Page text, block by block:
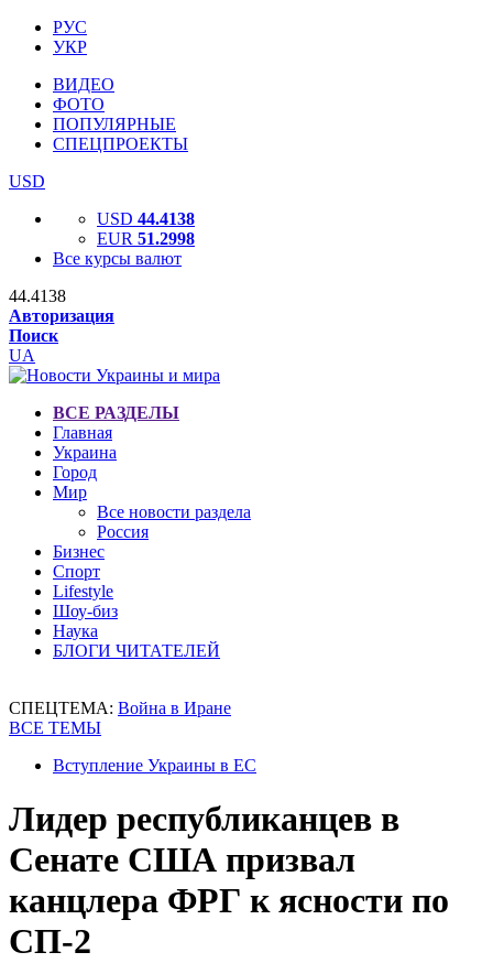
РУС
УКР
ВИДЕО
ФОТО
ПОПУЛЯРНЫЕ
СПЕЦПРОЕКТЫ
USD
USD 44.4138
EUR 51.2998
Все курсы валют
44.4138
Авторизация
Поиск
UA
ВСЕ РАЗДЕЛЫ
Главная
Украина
Город
Мир
Все новости раздела
Россия
Бизнес
Спорт
Lifestyle
Шоу-биз
Наука
БЛОГИ ЧИТАТЕЛЕЙ
СПЕЦТЕМА: Война в Иране
ВСЕ ТЕМЫ
Вступление Украины в ЕС
Лидер республиканцев в
Сенате США призвал
канцлера ФРГ к ясности по
СП-2